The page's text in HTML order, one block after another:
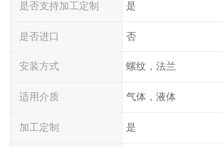
是否支持加工定制 是
是否进口 否
安装方式 螺纹，法兰
适用介质 气体，液体
加工定制 是